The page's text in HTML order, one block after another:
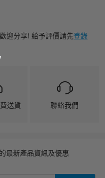
迎分享! 給予評價請先登錄
送貨 聯絡我們
最新產品資訊及優惠